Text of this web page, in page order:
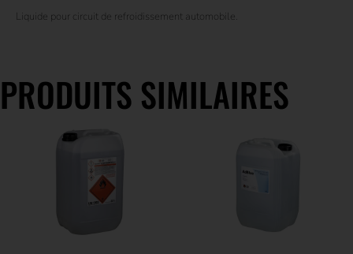
Liquide pour circuit de refroidissement automobile.
PRODUITS SIMILAIRES